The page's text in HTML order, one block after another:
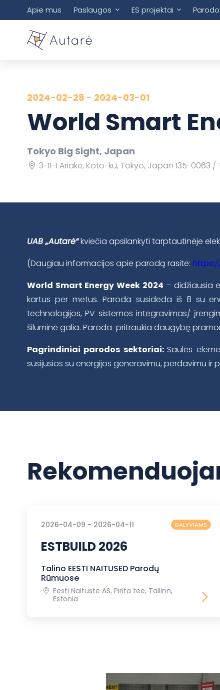
Apie mus Paslaugos ES projektai
2024-02-28 - 2024-03-01
World Smart
Tokyo Big Sight, Japan
3-11-1 Ariake, Koto-ku, Tokyo, Japan 135-0063
UAB „Autarė“kviečia apsilankyti tarptautinėje
(Daugiau informacijos apie parodą rasite:
World Smart Energy Week 2024 – didžiausia
kartus per metus. Paroda susideda iš 8 su
technologijos, PV sistemos integravimas/
šiluminė galia. Paroda pritraukia daugybę
Pagrindiniai parodos sektoriai: Saulės
susijusios su energijos generavimu, perdavimu ir
2026-04-09 - 2026-04-11 DALYVIAMS
ESTBUILD 2026
Talino EESTI NAITUSED Parodų
Rūmuose
Eesti Näituste AS, Pirita tee, Tallinn,
Estonia